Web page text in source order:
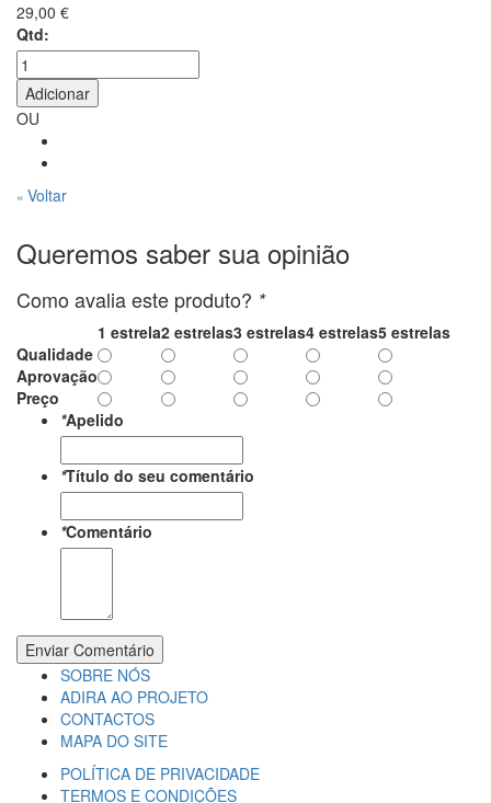
29,00 €
Qtd:
Adicionar
OU
« Voltar
Queremos saber sua opinião
Como avalia este produto? *
1 estrela2 estrelas3 estrelas4 estrelas5 estrelas
Qualidade
Aprovação
Preço
*Apelido
*Título do seu comentário
*Comentário
Enviar Comentário
SOBRE NÓS
ADIRA AO PROJETO
CONTACTOS
MAPA DO SITE
POLÍTICA DE PRIVACIDADE
TERMOS E CONDIÇÕES